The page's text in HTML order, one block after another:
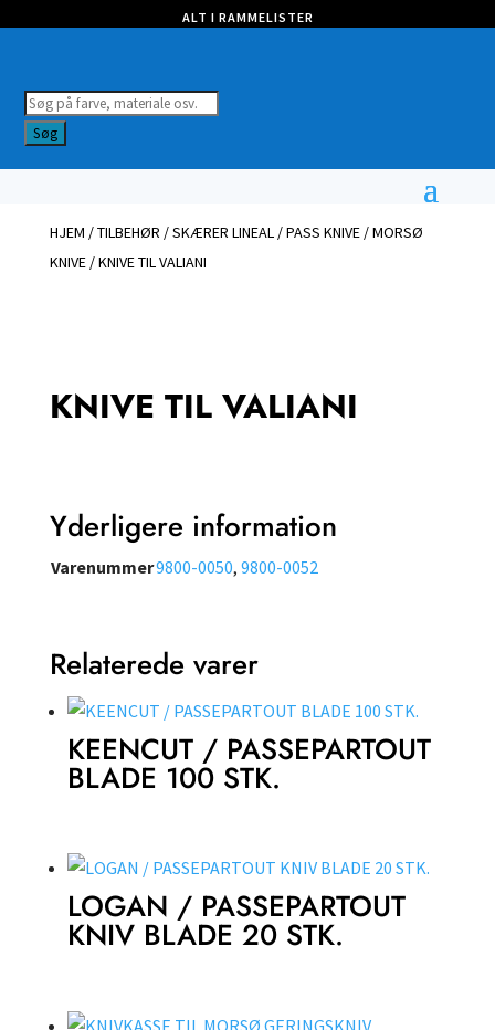
ALT I RAMMELISTER
Products
search
Søg
HJEM /TILBEHØR /SKÆRER LINEAL / PASS KNIVE / MORSØ
KNIVE/ KNIVE TIL VALIANI
KNIVE TIL VALIANI
Yderligere information
Varenummer9800-0050, 9800-0052
Relaterede varer
KEENCUT / PASSEPARTOUT
BLADE 100 STK.
LOGAN / PASSEPARTOUT
KNIV BLADE 20 STK.